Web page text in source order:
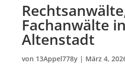
Fachanwälte in
Altenstadt
von 13Appel778y| März 4,